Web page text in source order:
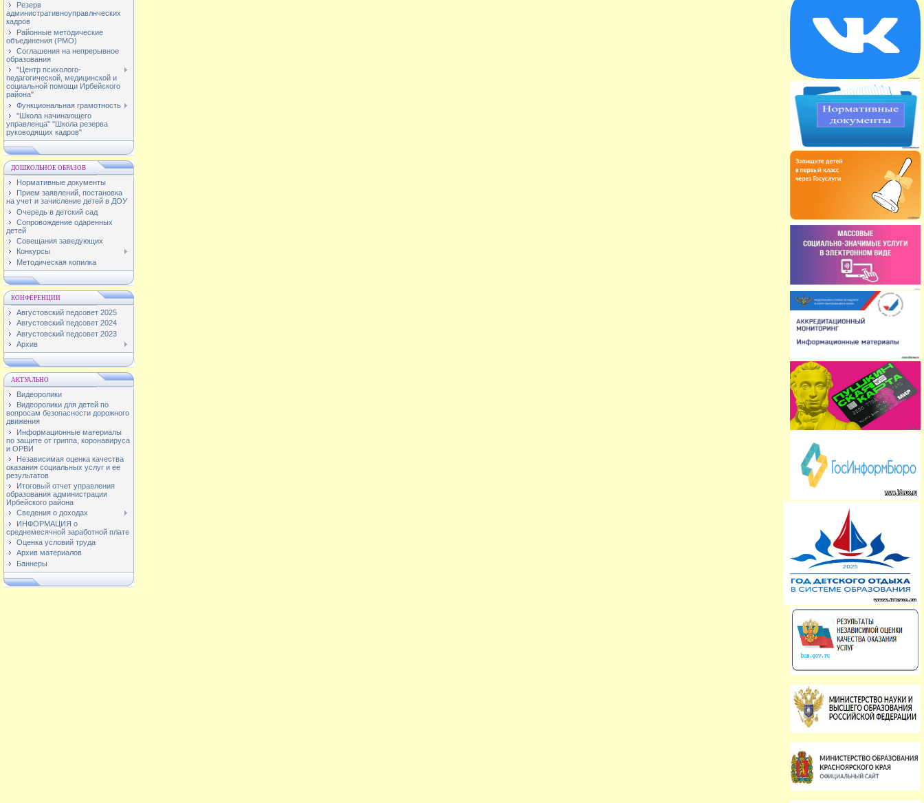
Резерв
административноуправлнческих
кадров
Районные методические
объединения (РМО)
Соглашения на непрерывное
образования
"Центр психолого-
педагогической, медицинской и
социальной помощи Ирбейского
района"
Функциональная грамотность
"Школа начинающего
управленца" "Школа резерва
руководящих кадров"
ДОШКОЛЬНОЕ ОБРАЗОВ
Нормативные документы
Прием заявлений, постановка
на учет и зачисление детей в ДОУ
Очередь в детский сад
Сопровождение одаренных
детей
Совещания заведующих
Конкурсы
Методическая копилка
КОНФЕРЕНЦИИ
Августовский педсовет 2025
Августовский педсовет 2024
Августовский педсовет 2023
Архив
АКТУАЛЬНО
Видеоролики
Видеоролики для детей по
вопросам безопасности дорожного
движения
Информационные материалы
по защите от гриппа, коронавируса
и ОРВИ
Независимая оценка качества
оказания социальных услуг и ее
результатов
Итоговый отчет управления
образования администрации
Ирбейского района
Сведения о доходах
ИНФОРМАЦИЯ о
среднемесячной заработной плате
Оценка условий труда
Архив материалов
Баннеры